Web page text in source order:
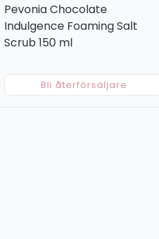
Pevonia Chocolate
Indulgence Foaming Salt
Scrub 150 ml
Bli återförsäljare